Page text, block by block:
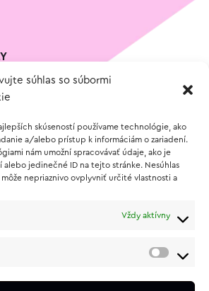
súhlas so súbormi
skúseností používame technológie, ako
a/alebo prístup k informáciám o zariadení.
nám umožní spracovávať údaje, ako je
alebo jedinečné ID na tejto stránke. Nesúhlas
nepriaznivo ovplyvniť určité vlastnosti a
Vždy aktívny